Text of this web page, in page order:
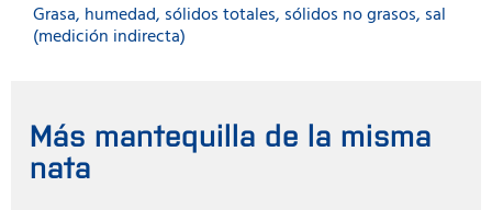
Grasa, humedad, sólidos totales, sólidos no grasos, sal
(medición indirecta)
Más mantequilla de la misma
nata